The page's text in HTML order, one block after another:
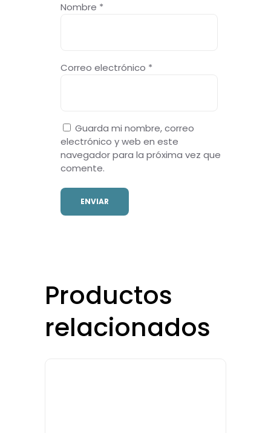
Nombre *
Correo electrónico *
Guarda mi nombre, correo
electrónico y web en este
navegador para la próxima vez que
comente.
Productos
relacionados